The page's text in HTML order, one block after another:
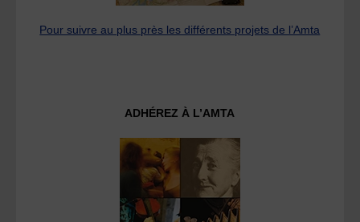
Pour suivre au plus près les différents projets de l’Amta
ADHÉREZ À L’AMTA